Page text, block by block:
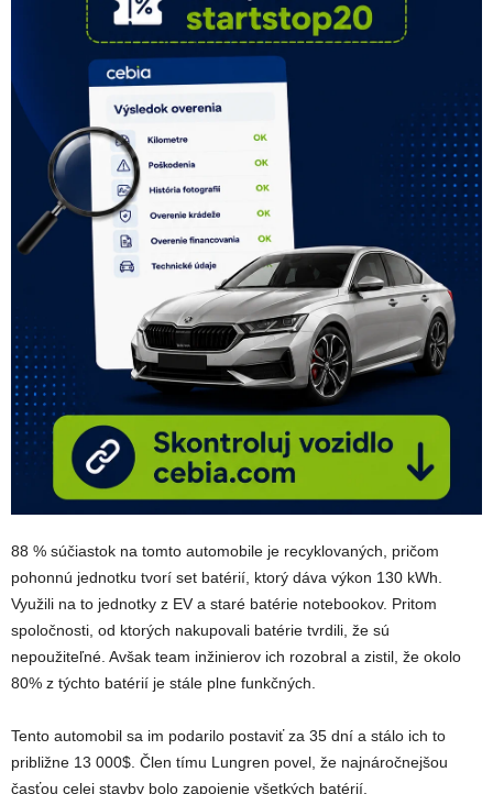
88 % súčiastok na tomto automobile je recyklovaných, pričom
pohonnú jednotku tvorí set batérií, ktorý dáva výkon 130 kWh.
Využili na to jednotky z EV a staré batérie notebookov. Pritom
spoločnosti, od ktorých nakupovali batérie tvrdili, že sú
nepoužiteľné. Avšak team inžinierov ich rozobral a zistil, že okolo
80% z týchto batérií je stále plne funkčných.
Tento automobil sa im podarilo postaviť za 35 dní a stálo ich to
približne 13 000$. Člen tímu Lungren povel, že najnáročnejšou
časťou celej stavby bolo zapojenie všetkých batérií.